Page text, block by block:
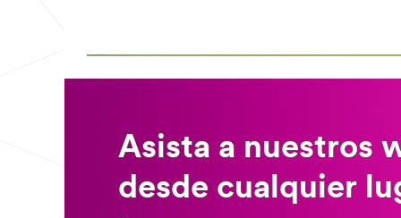
Asista a nuestros
desde cualquier